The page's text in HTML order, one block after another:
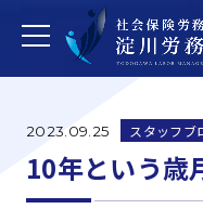
2023.09.25 スタッフブ
10年という歳